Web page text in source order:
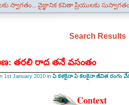
స్వాగతం... వైజ్ఞానిక కవితా ప్రియులకు
Search Results
తరలి రాద తనే వసంతం
1st January 2010 in ఏ కళకైనా ఏ కలకైనా జీవిత రంగం
Context